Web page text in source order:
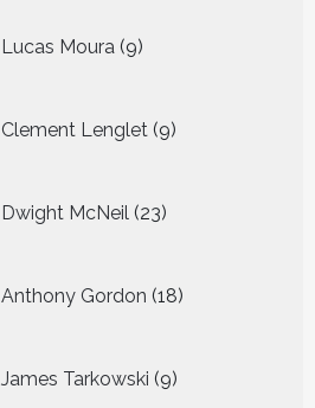
Lucas Moura 9
producten
Clement Lenglet 9
producten
Dwight McNeil 23
producten
Anthony Gordon 18
producten
James Tarkowski 9
producten